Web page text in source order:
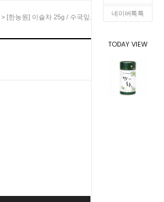
네이버톡톡
TODAY VIEW
> [한농원] 이슬차 25g / 수국잎으로 만든 차